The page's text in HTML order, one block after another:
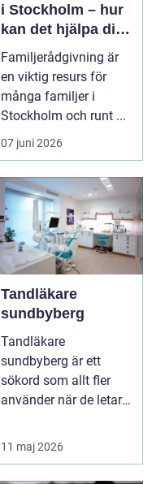
i Stockholm – hur
kan det hjälpa dig
och din familj
Familjerådgivning är
en viktig resurs för
många familjer i
Stockholm och runt ...
07 juni 2026
Tandläkare
sundbyberg
Tandläkare
sundbyberg är ett
sökord som allt fler
använder när de letar
tillgänglig ...
11 maj 2026